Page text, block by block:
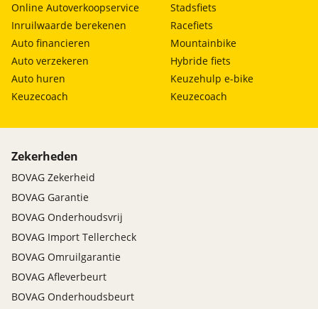
Online Autoverkoopservice
Inruilwaarde berekenen
Auto financieren
Auto verzekeren
Auto huren
Keuzecoach
Stadsfiets
Racefiets
Mountainbike
Hybride fiets
Keuzehulp e-bike
Keuzecoach
Zekerheden
BOVAG Zekerheid
BOVAG Garantie
BOVAG Onderhoudsvrij
BOVAG Import Tellercheck
BOVAG Omruilgarantie
BOVAG Afleverbeurt
BOVAG Onderhoudsbeurt